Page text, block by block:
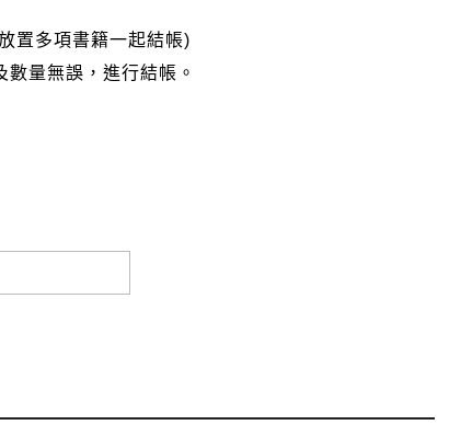
置多項書籍一起結帳)
量無誤，進行結帳。
寫跟訂購者大名一致，以利核銷作業。